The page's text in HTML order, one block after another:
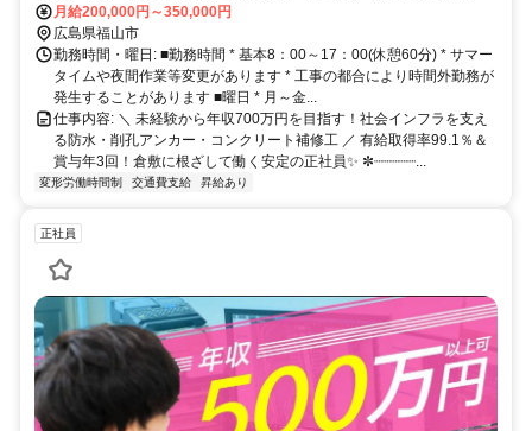
月給200,000円～350,000円
広島県福山市
勤務時間・曜日: ■勤務時間 * 基本8：00～17：00(休憩60分) * サマー
タイムや夜間作業等変更があります * 工事の都合により時間外勤務が
発生することがあります ■曜日 * 月～金...
仕事内容: ＼ 未経験から年収700万円を目指す！社会インフラを支え
る防水・削孔アンカー・コンクリート補修工 ／ 有給取得率99.1％＆
賞与年3回！倉敷に根ざして働く安定の正社員✨ ✼┈┈┈┈┈...
変形労働時間制 交通費支給 昇給あり
正社員